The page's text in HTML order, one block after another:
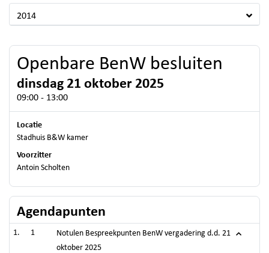
2014
Openbare BenW besluiten
dinsdag 21 oktober 2025
09:00 - 13:00
Locatie
Stadhuis B&W kamer
Voorzitter
Antoin Scholten
Agendapunten
1
Notulen Bespreekpunten BenW vergadering d.d. 21
oktober 2025